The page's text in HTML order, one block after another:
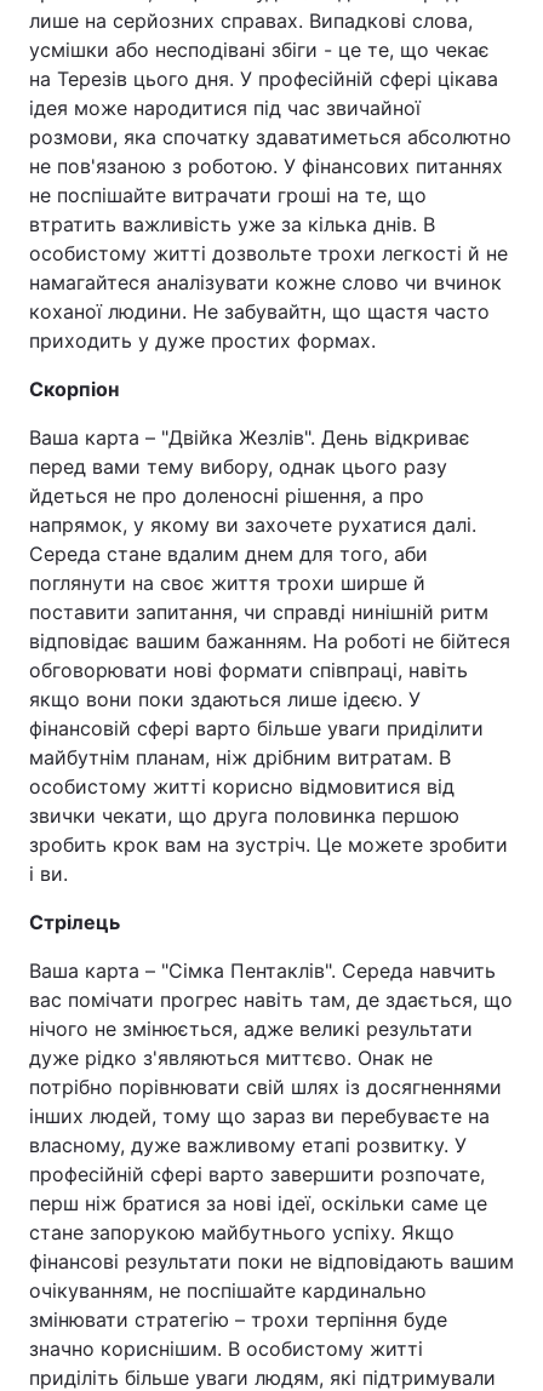
лише на серйозних справах. Випадкові слова,
усмішки або несподівані збіги - це те, що чекає
на Терезів цього дня. У професійній сфері цікава
ідея може народитися під час звичайної
розмови, яка спочатку здаватиметься абсолютно
не пов'язаною з роботою. У фінансових питаннях
не поспішайте витрачати гроші на те, що
втратить важливість уже за кілька днів. В
особистому житті дозвольте трохи легкості й не
намагайтеся аналізувати кожне слово чи вчинок
коханої людини. Не забувайтн, що щастя часто
приходить у дуже простих формах.
Скорпіон
Ваша карта – "Двійка Жезлів". День відкриває
перед вами тему вибору, однак цього разу
йдеться не про доленосні рішення, а про
напрямок, у якому ви захочете рухатися далі.
Середа стане вдалим днем для того, аби
поглянути на своє життя трохи ширше й
поставити запитання, чи справді нинішній ритм
відповідає вашим бажанням. На роботі не бійтеся
обговорювати нові формати співпраці, навіть
якщо вони поки здаються лише ідеєю. У
фінансовій сфері варто більше уваги приділити
майбутнім планам, ніж дрібним витратам. В
особистому житті корисно відмовитися від
звички чекати, що друга половинка першою
зробить крок вам на зустріч. Це можете зробити
і ви.
Стрілець
Ваша карта – "Сімка Пентаклів". Середа навчить
вас помічати прогрес навіть там, де здається, що
нічого не змінюється, адже великі результати
дуже рідко з'являються миттєво. Онак не
потрібно порівнювати свій шлях із досягненнями
інших людей, тому що зараз ви перебуваєте на
власному, дуже важливому етапі розвитку. У
професійній сфері варто завершити розпочате,
перш ніж братися за нові ідеї, оскільки саме це
стане запорукою майбутнього успіху. Якщо
фінансові результати поки не відповідають вашим
очікуванням, не поспішайте кардинально
змінювати стратегію – трохи терпіння буде
значно кориснішим. В особистому житті
приділіть більше уваги людям, які підтримували